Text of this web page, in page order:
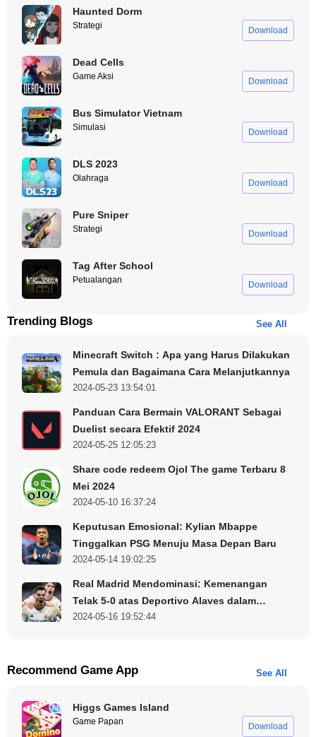
Haunted Dorm
Strategi Download
Dead Cells
Game Aksi Download
Bus Simulator Vietnam
Simulasi Download
DLS 2023
Olahraga Download
Pure Sniper
Strategi Download
Tag After School
Petualangan Download
Trending Blogs See All
Minecraft Switch : Apa yang Harus Dilakukan
Pemula dan Bagaimana Cara Melanjutkannya
2024-05-23 13:54:01
Panduan Cara Bermain VALORANT Sebagai
Duelist secara Efektif 2024
2024-05-25 12:05:23
Share code redeem Ojol The game Terbaru 8
Mei 2024
2024-05-10 16:37:24
Keputusan Emosional: Kylian Mbappe
Tinggalkan PSG Menuju Masa Depan Baru
2024-05-14 19:02:25
Real Madrid Mendominasi: Kemenangan
Telak 5-0 atas Deportivo Alaves dalam
Perjalanan Menuju Gelar Juara LaLiga
2024-05-16 19:52:44
Recommend Game App See All
Higgs Games Island
Game Papan Download